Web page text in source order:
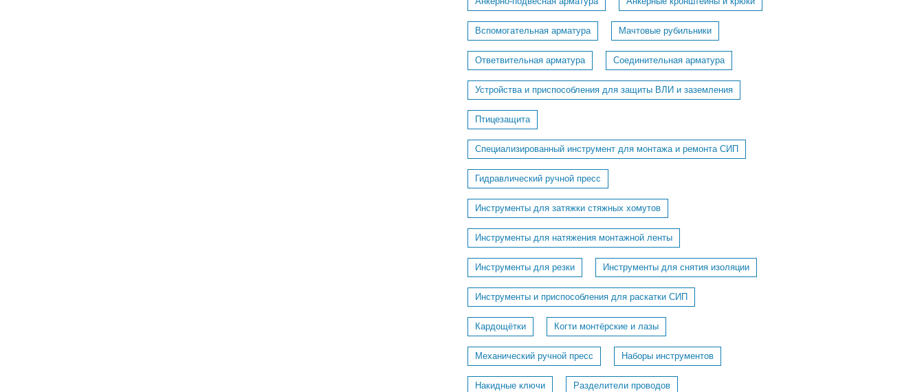
Вспомогательная арматура Мачтовые рубильники
Ответвительная арматура Соединительная арматура
Устройства и приспособления для защиты ВЛИ и заземления
Птицезащита
Специализированный инструмент для монтажа и ремонта СИП
Гидравлический ручной пресс
Инструменты для затяжки стяжных хомутов
Инструменты для натяжения монтажной ленты
Инструменты для резки Инструменты для снятия изоляции
Инструменты и приспособления для раскатки СИП
Кардощётки Когти монтёрские и лазы
Механический ручной пресс Наборы инструментов
Накидные ключи Разделители проводов